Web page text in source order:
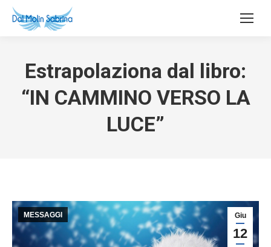
Estrapolaziona dal libro:
“IN CAMMINO VERSO LA
LUCE”
Giu
12
MESSAGGI